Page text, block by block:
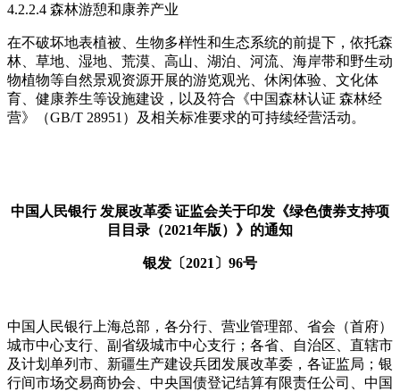
4.2.2.4 森林游憩和康养产业
在不破坏地表植被、生物多样性和生态系统的前提下，依托森
林、草地、湿地、荒漠、高山、湖泊、河流、海岸带和野生动
物植物等自然景观资源开展的游览观光、休闲体验、文化体
育、健康养生等设施建设，以及符合《中国森林认证 森林经
营》（GB/T 28951）及相关标准要求的可持续经营活动。
中国人民银行 发展改革委 证监会关于印发《绿色债券支持项
目目录（2021年版）》的通知
银发〔2021〕96号
中国人民银行上海总部，各分行、营业管理部、省会（首府）
城市中心支行、副省级城市中心支行；各省、自治区、直辖市
及计划单列市、新疆生产建设兵团发展改革委，各证监局；银
行间市场交易商协会、中央国债登记结算有限责任公司、中国